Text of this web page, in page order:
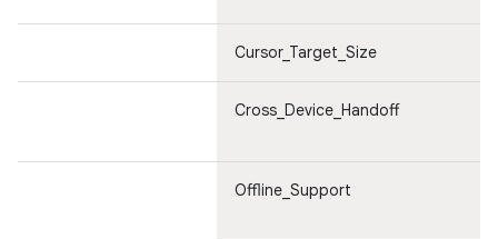
Cursor_Target_Size
Cross_Device_Handoff
Offline_Support